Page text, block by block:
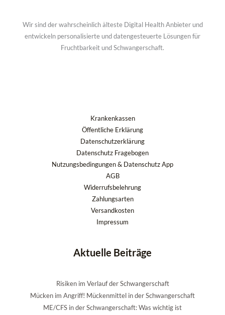
Wir sind der wahrscheinlich älteste Digital Health Anbieter und
entwickeln personalisierte und datengesteuerte Lösungen für
Fruchtbarkeit und Schwangerschaft.
Krankenkassen
Öffentliche Erklärung
Datenschutzerklärung
Datenschutz Fragebogen
Nutzungsbedingungen & Datenschutz App
AGB
Widerrufsbelehrung
Zahlungsarten
Versandkosten
Impressum
Aktuelle Beiträge
Risiken im Verlauf der Schwangerschaft
Mücken im Angriff! Mückenmittel in der Schwangerschaft
ME/CFS in der Schwangerschaft: Was wichtig ist